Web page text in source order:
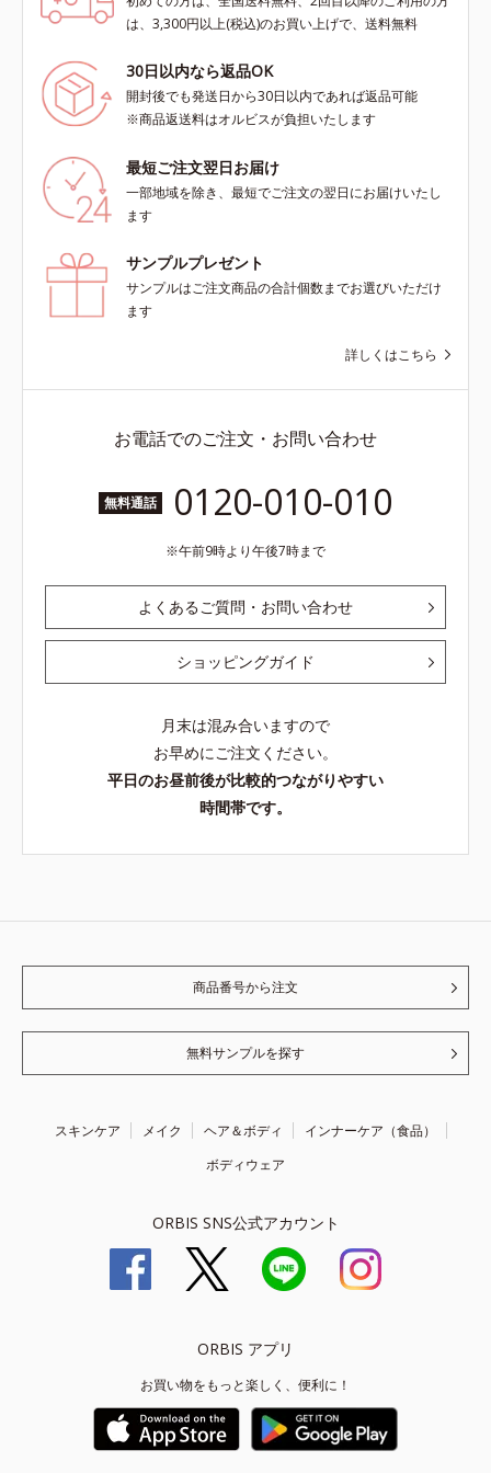
は、3,300円以上(税込)のお買い上げで、送料無料
30日以内なら返品OK
開封後でも発送日から30日以内であれば返品可能
※商品返送料はオルビスが負担いたします
最短ご注文翌日お届け
一部地域を除き、最短でご注文の翌日にお届けいたし
ます
サンプルプレゼント
サンプルはご注文商品の合計個数までお選びいただけ
ます
詳しくはこちら
お電話でのご注文・お問い合わせ
無料通話 0120-010-010
午前9時より午後7時まで
よくあるご質問・お問い合わせ
ショッピングガイド
月末は混み合いますので
お早めにご注文ください。
平日のお昼前後が比較的つながりやすい
時間帯です。
商品番号から注文
無料サンプルを探す
スキンケア メイク ヘア＆ボディ
インナーケア（食品）
ボディウェア
ORBIS SNS公式アカウント
ORBIS アプリ
お買い物をもっと楽しく、便利に！